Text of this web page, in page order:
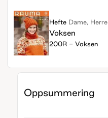
Hefte Dame, Herre
Voksen
200R - Voksen
Oppsummering